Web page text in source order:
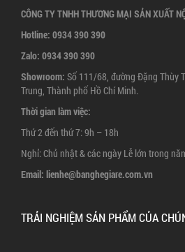
CÔNG TY TNHH THƯƠNG MẠI SẢN XUẤT
Hotline: 0934 390 390
Zalo: 0934 390 390
Showroom: Số 111/68, đường Đặng Thùy
Trung, Thành phố Hồ Chí Minh.
Thời gian làm việc:
Thứ 2 đến thứ 7: 9h – 18h
Nghỉ: Chủ nhật & các ngày Lễ lớn trong
Email: lienhe@banghegiare.com.vn
TRẢI NGHIỆM SẢN PHẨM CỦA